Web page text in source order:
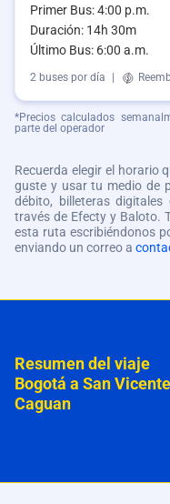
Primer Bus: 4:00 p.m.
Duración: 14h 30m
Último Bus: 6:00 a.m.
2 buses por día
*Precios calculados
parte del operador
Recuerda elegir el horario
guste y usar tu medio de
débito, billeteras
través de Efecty y Baloto.
esta ruta escribiéndonos
enviando un correo a
Resumen del viaje
Bogotá a San
Caguan